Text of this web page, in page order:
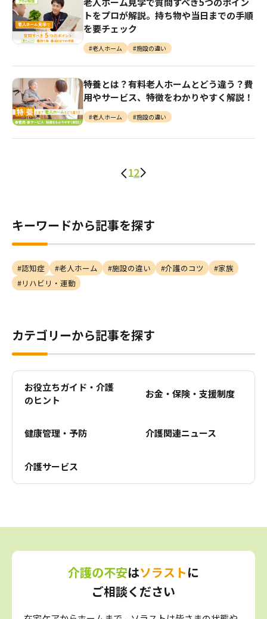
トをプロが解説。持ち物や当日までの手順
を要チェック
#老人ホーム #施設の違い
特養とは？有料老人ホームとどう違う？費
用やサービス、特徴をわかりやすく解説！
#老人ホーム #施設の違い
12
キーワードから記事を探す
#認知症 #老人ホーム #施設の違い #介護のコツ
#家族
#リハビリ・運動
カテゴリーから記事を探す
お役立ちガイド・介護
のヒント
お金・保険・支援制度
健康管理・予防 介護関連ニュース
介護サービス
介護の不安はソラストに
ご相談ください